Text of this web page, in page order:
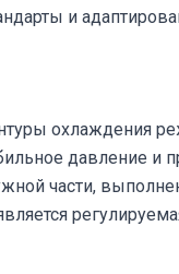
и
охлаждения
давление и
части,